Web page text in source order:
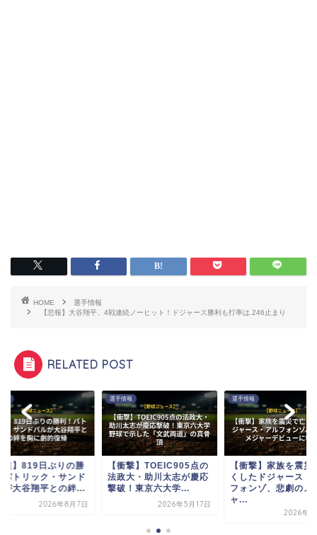
HOME
選手情報
【悲報】大谷翔平、4戦連続ノーヒット！ドジャース勝利も打率は.246止まり
RELATED POST
報】819日ぶりの勝
パトリック・サンド
が大谷翔平との絆...
2026年8月7日
選手情報
【衝撃】TOEIC905点の
法政大・助川太志が慶応
撃破！東京六大学...
2026年5月17日
選手情報
【衝撃】家族を震災
くしたドジャース・
フォンゾ、悲劇のメ
ャ...
2026年7